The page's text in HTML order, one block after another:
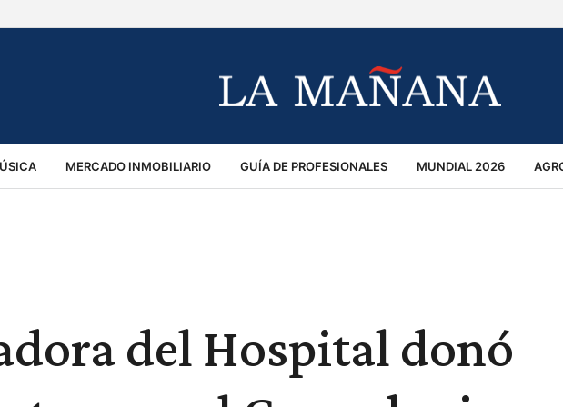
MERCADO INMOBILIARIO GUÍA DE PROFESIONALES MUNDIAL 2026
del Hospital donó